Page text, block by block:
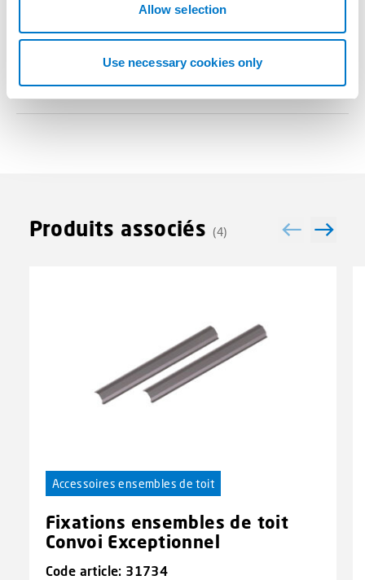
Allow selection
Use necessary cookies only
Plus d'informations
Produits associés (4)
Accessoires ensembles de toit
Fixations ensembles de toit
Convoi Exceptionnel
Code article: 31734